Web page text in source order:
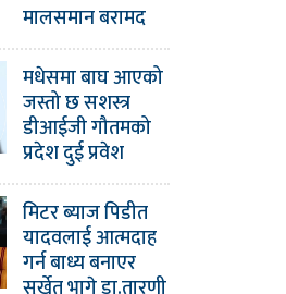
मालसमान बरामद
मधेसमा बाघ आएको
जस्तो छ सशस्त्र
डीआईजी गौतमको
प्रदेश दुई प्रवेश
मिटर ब्याज पिडीत
यादवलाई आत्मदाह
गर्न बाध्य बनाएर